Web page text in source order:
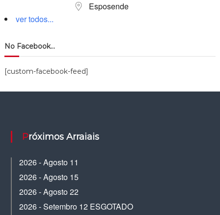
Esposende
ver todos...
No Facebook…
[custom-facebook-feed]
Próximos Arraiais
2026 - Agosto 11
2026 - Agosto 15
2026 - Agosto 22
2026 - Setembro 12 ESGOTADO